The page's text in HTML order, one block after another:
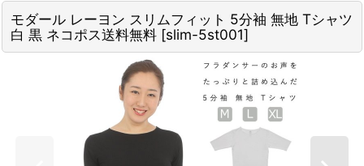
モダール レーヨン スリムフィット 5分袖 無地 Tシャツ
白 黒 ネコポス送料無料 [slim-5st001]